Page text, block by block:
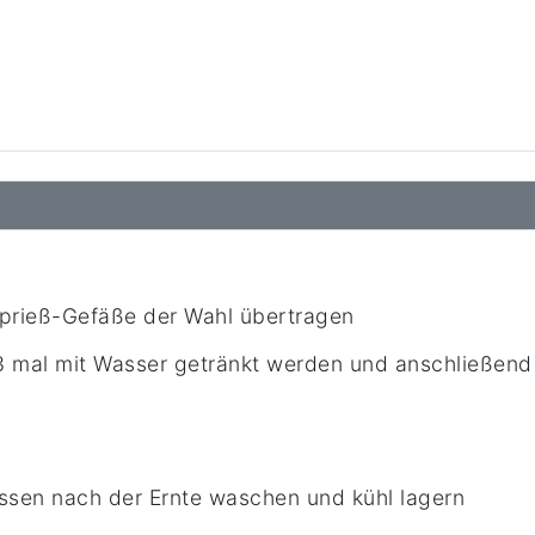
Gefäße der Wahl übertragen
mal mit Wasser getränkt werden und
nach der Ernte waschen und kühl lagern